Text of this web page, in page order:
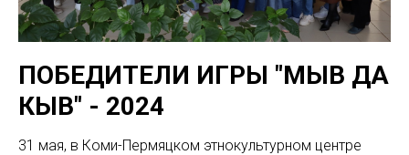
ПОБЕДИТЕЛИ ИГРЫ "МЫВ ДА
КЫВ" - 2024
31 мая, в Коми-Пермяцком этнокультурном центре